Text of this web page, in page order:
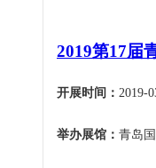
澳门
2019第17届
开展时间： 2019-
举办展馆： 青岛